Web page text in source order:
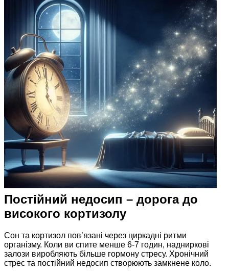
Постійний недосип – дорога до
високого кортизолу
Сон та кортизол пов’язані через циркадні ритми
організму. Коли ви спите менше 6-7 годин, надниркові
залози виробляють більше гормону стресу. Хронічний
стрес та постійний недосип створюють замкнене коло.